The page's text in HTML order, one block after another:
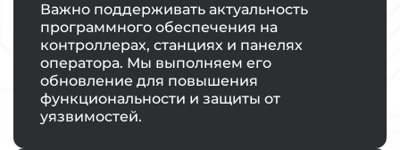
Важно поддерживать актуальность
программного обеспечения на
контроллерах, станциях и панелях
оператора. Мы выполняем его
обновление для повышения
функциональности и защиты от
уязвимостей.